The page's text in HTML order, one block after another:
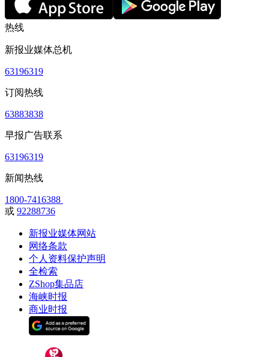
热线
新报业媒体总机
63196319
订阅热线
63883838
早报广告联系
63196319
新闻热线
1800-7416388
或 92288736
新报业媒体网站
网络条款
个人资料保护声明
全检索
ZShop集品店
海峡时报
商业时报